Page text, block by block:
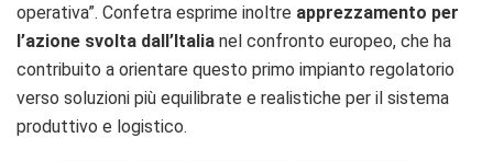
operativa”. Confetra esprime inoltre apprezzamento per
l’azione svolta dall’Italia nel confronto europeo, che ha
contribuito a orientare questo primo impianto regolatorio
verso soluzioni più equilibrate e realistiche per il sistema
produttivo e logistico.